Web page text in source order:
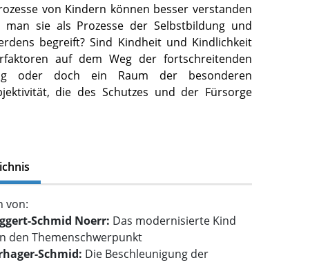
von Kindern können besser verstanden
man sie als Prozesse der Selbstbildung und
begreift? Sind Kindheit und Kindlichkeit
auf dem Weg der fortschreitenden
oder doch ein Raum der besonderen
die des Schutzes und der Fürsorge
von:
Schmid Noerr: Das modernisierte Kind
den Themenschwerpunkt
Schmid: Die Beschleunigung der